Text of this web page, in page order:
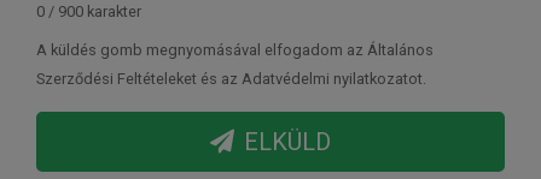
0 / 900 karakter
A küldés gomb megnyomásával elfogadom az Általános
Szerződési Feltételeket és az Adatvédelmi nyilatkozatot.
ELKÜLD